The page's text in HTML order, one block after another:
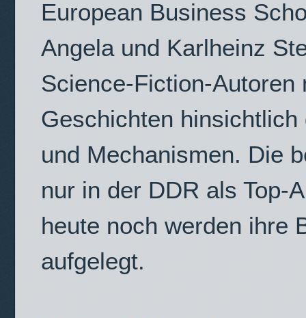
European Business
Angela und Karlheinz
Science-Fiction-Autoren
Geschichten
und Mechanismen. Die
nur in der DDR als Top-
heute noch werden ihre
aufgelegt.